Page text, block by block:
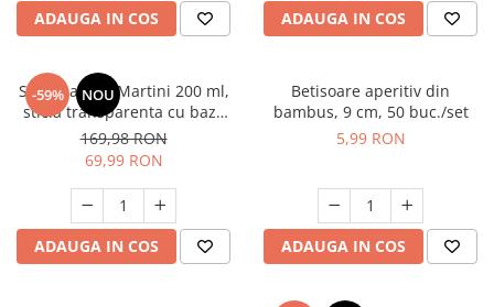
ADAUGA IN COS ADAUGA IN COS
-59% NOU
Set 6 pahare Martini 200 ml,
sticla transparenta cu baza
albastra, pentru cocktailuri,
elegante, reutilizabile
169,98 RON
69,99 RON
ADAUGA IN COS
Betisoare aperitiv din
bambus, 9 cm, 50 buc./set
5,99 RON
ADAUGA IN COS